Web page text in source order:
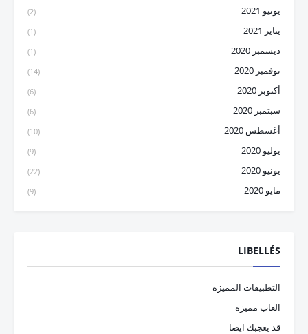
يونيو 2021 (2)
يناير 2021 (1)
ديسمبر 2020 (1)
نوفمبر 2020 (14)
أكتوبر 2020 (6)
سبتمبر 2020 (6)
أغسطس 2020 (10)
يوليو 2020 (9)
يونيو 2020 (22)
مايو 2020 (9)
LIBELLÉS
التطبيقات المميزة
العاب مميزة
قد يعجبك ايضا